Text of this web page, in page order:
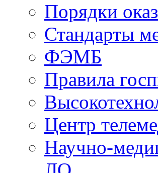
Порядки
Стандарты
ФЭМБ
Правила
Центр
Научно-